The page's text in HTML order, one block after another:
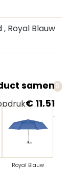
, Royal Blauw
samen
€ 11,51
Royal Blauw